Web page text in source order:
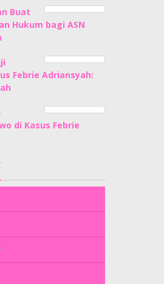
Buat
Hukum bagi ASN
Febrie Adriansyah:
di Kasus Febrie